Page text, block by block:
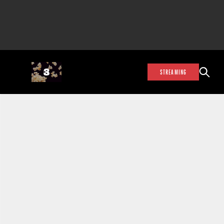
STREAMING